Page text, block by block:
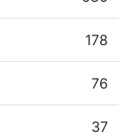
178
76
37